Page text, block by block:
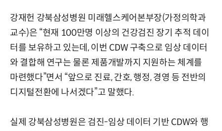
강재헌 강북삼성병원 미래헬스케어본부장(가정의학과
교수)은 “현재 100만명 이상의 건강검진 장기 추적 데이
터를 보유하고 있는데, 이번 CDW 구축으로 임상 데이터
와 결합해 연구는 물론 제품개발까지 지원하는 체계를
마련했다”면서 “앞으로 진료, 간호, 행정, 경영 등 전반의
디지털전환에 나서겠다”고 말했다.
실제 강북삼성병원은 검진-임상 데이터 기반 CDW와 행